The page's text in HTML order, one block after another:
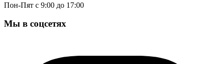
Пон-Пят с 9:00 до 17:00
Мы в соцсетях